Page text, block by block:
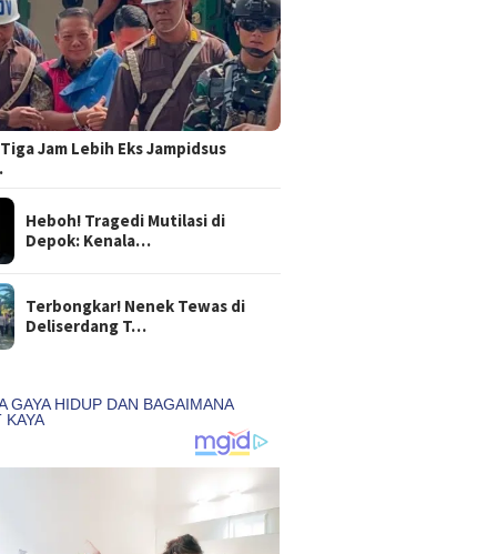
Jam Lebih Eks Jampidsus
Heboh! Tragedi Mutilasi di
Depok: Kenala…
Terbongkar! Nenek Tewas di
Deliserdang T…